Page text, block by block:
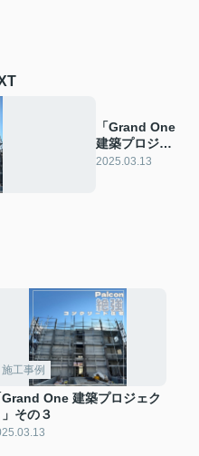
「Grand One
建築プロジェ
クト」その３
2025.03.13
施工事例
Grand One 建築プロジェク
」その３